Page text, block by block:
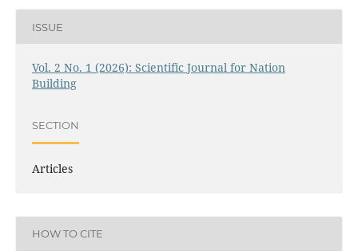
ISSUE
Vol. 2 No. 1 (2026): Scientific Journal for Nation
Building
SECTION
Articles
HOW TO CITE